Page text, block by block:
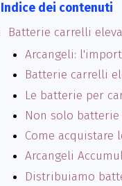
Indice dei contenuti
Batterie carrelli
Arcangeli:
Batterie carrelli
Le batterie per
Non solo
Come
Arcangeli
Distribuiamo